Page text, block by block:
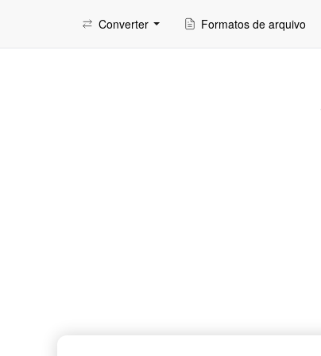
Converter Formatos de arquivo